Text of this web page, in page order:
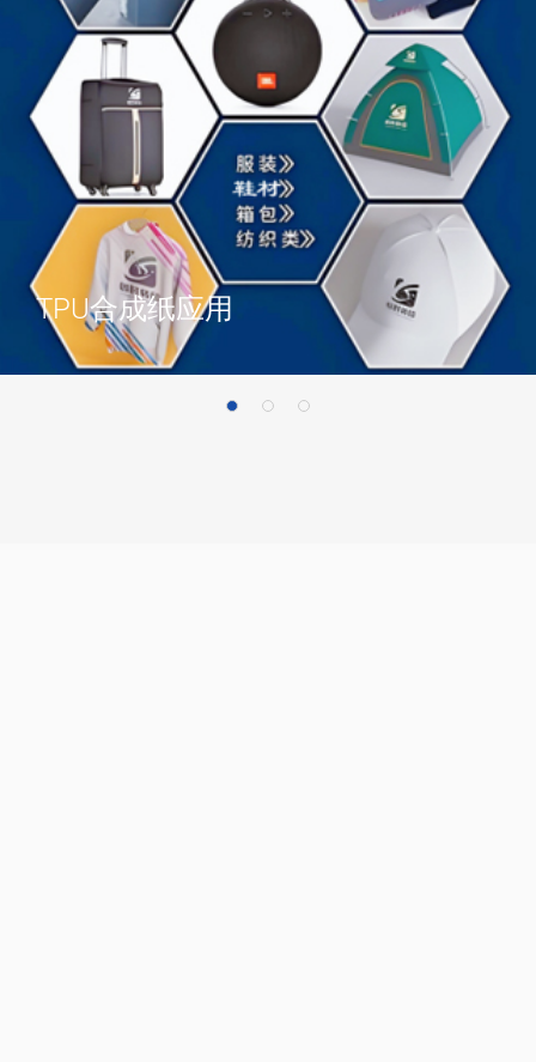
TPU合成纸应用